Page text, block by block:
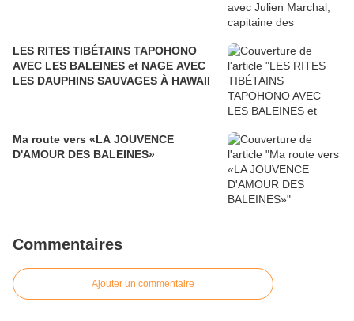
LES RITES TIBÉTAINS TAPOHONO
AVEC LES BALEINES et NAGE AVEC
LES DAUPHINS SAUVAGES À HAWAII
Ma route vers «LA JOUVENCE
D'AMOUR DES BALEINES»
Commentaires
Ajouter un commentaire